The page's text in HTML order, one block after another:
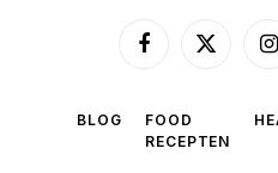
Facebook
X
BLOG
FOOD
RECEPTEN